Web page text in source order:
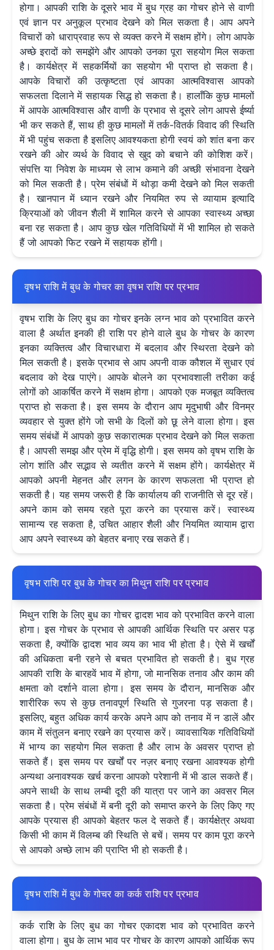
होगा। आपकी राशि के दूसरे भाव में बुध ग्रह का गोचर होने से वाणी
एवं ज्ञान पर अनुकूल प्रभाव देखने को मिल सकता है। आप अपने
विचारों को धाराप्रवाह रूप से व्यक्त करने में सक्षम होंगे। लोग आपके
अच्छे इरादों को समझेंगे और आपको उनका पूरा सहयोग मिल सकता
है। कार्यक्षेत्र में सहकर्मियों का सहयोग भी प्राप्त हो सकता है।
आपके विचारों की उत्कृष्टता एवं आपका आत्मविश्वास आपको
सफलता दिलाने में सहायक सिद्ध हो सकता है। हालाँकि कुछ मामलों
में आपके आत्मविश्वास और वाणी के प्रभाव से दूसरे लोग आपसे ईर्ष्या
भी कर सकते हैं, साथ ही कुछ मामलों में तर्क-वितर्क विवाद की स्थिति
में भी पहुंच सकता है इसलिए आवश्यकता होगी स्वयं को शांत बना कर
रखने की ओर व्यर्थ के विवाद से खुद को बचाने की कोशिश करें।
संपत्ति या निवेश के माध्यम से लाभ कमाने की अच्छी संभावना देखने
को मिल सकती है। प्रेम संबंधों में थोड़ा कमी देखने को मिल सकती
है। खानपान में ध्यान रखने और नियमित रुप से व्यायाम इत्यादि
क्रियाओं को जीवन शैली में शामिल करने से आपका स्वास्थ्य अच्छा
बना रह सकता है। आप कुछ खेल गतिविधियों में भी शामिल हो सकते
हैं जो आपको फिट रखने में सहायक होंगी।
वृषभ राशि में बुध के गोचर का वृषभ राशि पर प्रभाव
वृषभ राशि के लिए बुध का गोचर इनके लग्न भाव को प्रभावित करने
वाला है अर्थात इनकी ही राशि पर होने वाले बुध के गोचर के कारण
इनका व्यक्तित्व और विचारधारा में बदलाव और स्थिरता देखने को
मिल सकती है। इसके प्रभाव से आप अपनी वाक कौशल में सुधार एवं
बदलाव को देख पाएंगे। आपके बोलने का प्रभावशाली तरीका कई
लोगों को आकर्षित करने में सक्षम होगा। आपको एक मजबूत व्यक्तित्व
प्राप्त हो सकता है। इस समय के दौरान आप मृदुभाषी और विनम्र
व्यवहार से युक्त होंगे जो सभी के दिलों को छू लेने वाला होगा। इस
समय संबंधों में आपको कुछ सकारात्मक प्रभाव देखने को मिल सकता
है। आपसी समझ और प्रेम में वृद्धि होगी। इस समय को वृषभ राशि के
लोग शांति और सद्भाव से व्यतीत करने में सक्षम होंगे। कार्यक्षेत्र में
आपको अपनी मेहनत और लगन के कारण सफलता भी प्राप्त हो
सकती है। यह समय जरूरी है कि कार्यालय की राजनीति से दूर रहें।
अपने काम को समय रहते पूरा करने का प्रयास करें। स्वास्थ्य
सामान्य रह सकता है, उचित आहार शैली और नियमित व्यायाम द्वारा
आप अपने स्वास्थ्य को बेहतर बनाए रख सकते हैं।
वृषभ राशि पर बुध के गोचर का मिथुन राशि पर प्रभाव
मिथुन राशि के लिए बुध का गोचर द्वादश भाव को प्रभावित करने वाला
होगा। इस गोचर के प्रभाव से आपकी आर्थिक स्थिति पर असर पड़
सकता है, क्योंकि द्वादश भाव व्यय का भाव भी होता है। ऐसे में खर्चों
की अधिकता बनी रहने से बचत प्रभावित हो सकती है। बुध ग्रह
आपकी राशि के बारहवें भाव में होगा, जो मानसिक तनाव और काम की
क्षमता को दर्शाने वाला होगा। इस समय के दौरान, मानसिक और
शारीरिक रूप से कुछ तनावपूर्ण स्थिति से गुजरना पड़ सकता है।
इसलिए, बहुत अधिक कार्य करके अपने आप को तनाव में न डालें और
काम में संतुलन बनाए रखने का प्रयास करें। व्यावसायिक गतिविधियों
में भाग्य का सहयोग मिल सकता है और लाभ के अवसर प्राप्त हो
सकते हैं। इस समय पर खर्चों पर नज़र बनाए रखना आवश्यक होगी
अन्यथा अनावश्यक खर्च करना आपको परेशानी में भी डाल सकते हैं।
अपने साथी के साथ लम्बी दूरी की यात्रा पर जाने का अवसर मिल
सकता है। प्रेम संबंधों में बनी दूरी को समाप्त करने के लिए किए गए
आपके प्रयास ही आपको बेहतर फल दे सकते हैं। कार्यक्षेत्र अथवा
किसी भी काम में विलम्ब की स्थिति से बचें। समय पर काम पूरा करने
से आपको अच्छे लाभ की प्राप्ति भी हो सकती है।
वृषभ राशि में बुध के गोचर का कर्क राशि पर प्रभाव
कर्क राशि के लिए बुध का गोचर एकादश भाव को प्रभावित करने
वाला होगा। बुध के लाभ भाव पर गोचर के कारण आपको आर्थिक रूप